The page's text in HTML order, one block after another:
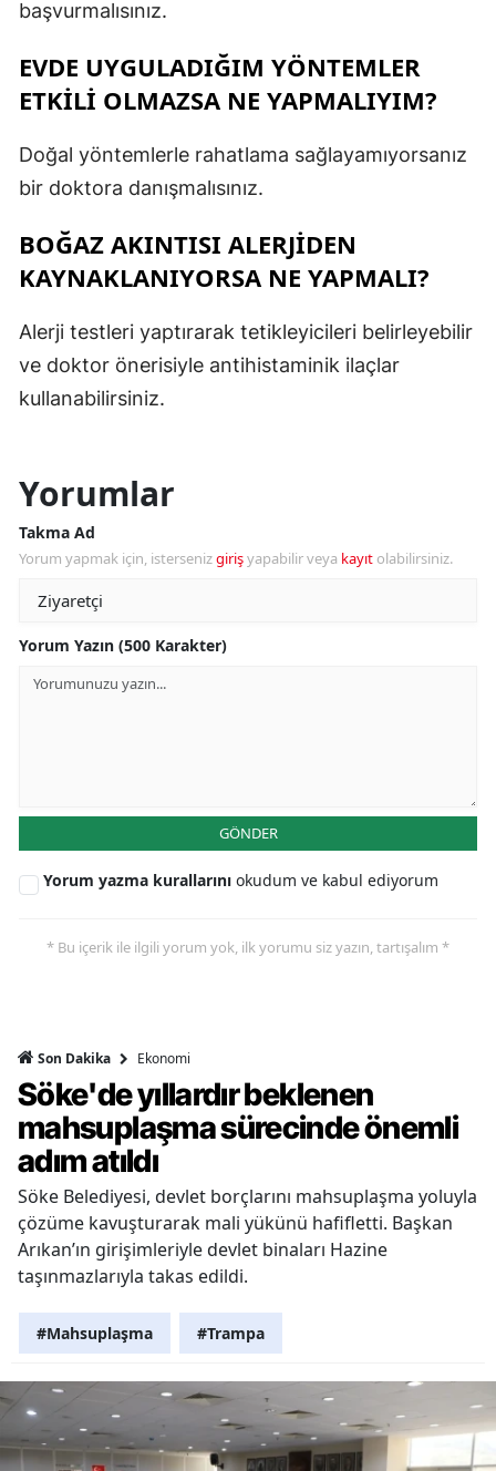
başvurmalısınız.
EVDE UYGULADIĞIM YÖNTEMLER
ETKILI OLMAZSA NE YAPMALIYIM?
Doğal yöntemlerle rahatlama sağlayamıyorsanız
bir doktora danışmalısınız.
BOĞAZ AKINTISI ALERJIDEN
KAYNAKLANIYORSA NE YAPMALI?
Alerji testleri yaptırarak tetikleyicileri belirleyebilir
ve doktor önerisiyle antihistaminik ilaçlar
kullanabilirsiniz.
Yorumlar
Takma Ad
Yorum yapmak için, istersenizgirişyapabilir veya kayıt olabilirsiniz.
Yorum Yazın (500 Karakter)
GÖNDER
Yorum yazma kurallarını okudum ve kabul ediyorum
* Bu içerik ile ilgili yorum yok, ilk yorumu siz yazın, tartışalım *
Son Dakika Ekonomi
Söke'de yıllardır beklenen
mahsuplaşma sürecinde önemli
adım atıldı
Söke Belediyesi, devlet borçlarını mahsuplaşma yoluyla
çözüme kavuşturarak mali yükünü hafifletti. Başkan
Arıkan’ın girişimleriyle devlet binaları Hazine
taşınmazlarıyla takas edildi.
#Mahsuplaşma #Trampa